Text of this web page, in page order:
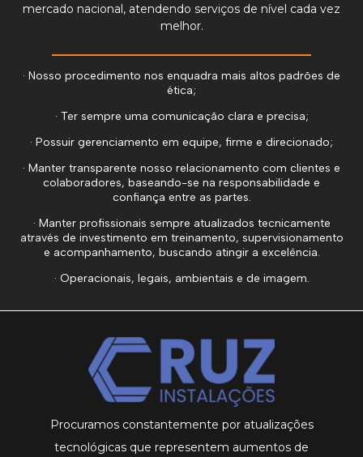
mercado nacional, atendendo serviços de nível cada vez
melhor.
· Nosso procedimento nos enquadra mais altos padrões de
ética;
· Ter sempre uma comunicação clara e precisa;
· Possuir gerenciamento em equipe, firme e direcionado;
· Manter transparente nosso relacionamento com clientes e
colaboradores, baseando-se na responsabilidade e
confiança entre as partes.
· Manter profissionais sempre atualizados tecnicamente
através de investimento em treinamento, supervisionamento
e acompanhamento, buscando atingir a excelência.
· Operacionais, legais, ambientais e de imagem.
Procuramos constantemente por atualizações
tecnológicas que representem aumentos de